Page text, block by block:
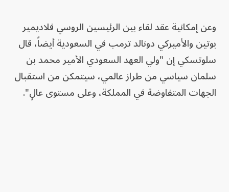
وعن إمكانية عقد لقاء بين الرئيسين الروسي فلاديمير
بوتين والأميركي دونالد ترمب في السعودية أيضاً، قال
سلوتسكي إن "ولي العهد السعودي الأمير محمد بن
سلمان سياسي من طراز عالمي، سيتمكن من استقبال
الجهات المتفاوضة في المملكة، وعلى مستوى عالٍ".